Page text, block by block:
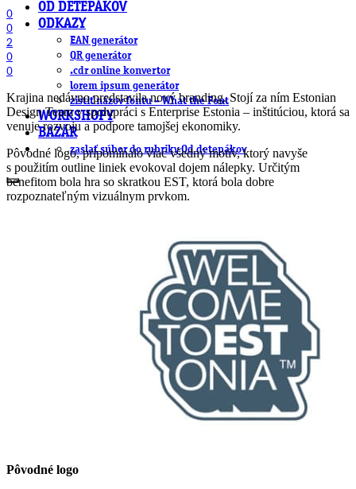
OD DETEPÁKOV
ODKAZY
EAN generátor
QR generátor
.cdr online konvertor
lorem ipsum generátor
zistiť názov fontu – What the Font
WORKSHOPY
BAZÁR
zaslať súbor do rubriky Od detepákov
0
0
2
0
0
Krajina nedávno predstavila nový branding. Stojí za ním Estonian
Design Team v spolupráci s Enterprise Estonia – inštitúciou, ktorá sa
venuje rozvoju a podpore tamojšej ekonomiky.
Pôvodné logo, pripomínalo viac všedný motív, ktorý navyše
s použitím outline liniek evokoval dojem nálepky. Určitým
benefitom bola hra so skratkou EST, ktorá bola dobre
rozpoznateľným vizuálnym prvkom.
Pôvodné logo